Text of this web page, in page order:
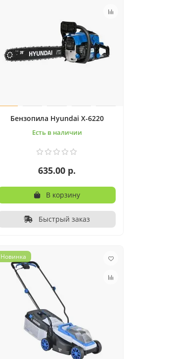
Бензопила Hyundai X-6220
Есть в наличии
635.00 р.
В корзину
Быстрый заказ
Новинка